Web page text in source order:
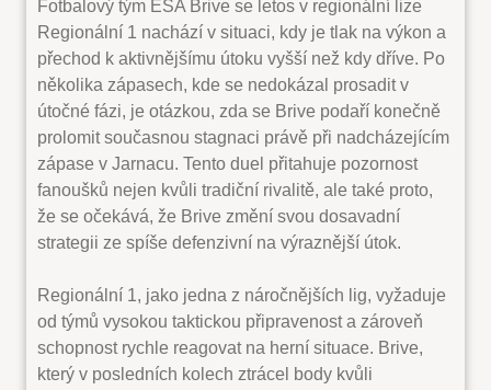
Fotbalový tým ESA Brive se letos v regionální lize
Regionální 1 nachází v situaci, kdy je tlak na výkon a
přechod k aktivnějšímu útoku vyšší než kdy dříve. Po
několika zápasech, kde se nedokázal prosadit v
útočné fázi, je otázkou, zda se Brive podaří konečně
prolomit současnou stagnaci právě při nadcházejícím
zápase v Jarnacu. Tento duel přitahuje pozornost
fanoušků nejen kvůli tradiční rivalitě, ale také proto,
že se očekává, že Brive změní svou dosavadní
strategii ze spíše defenzivní na výraznější útok.
Regionální 1, jako jedna z náročnějších lig, vyžaduje
od týmů vysokou taktickou připravenost a zároveň
schopnost rychle reagovat na herní situace. Brive,
který v posledních kolech ztrácel body kvůli